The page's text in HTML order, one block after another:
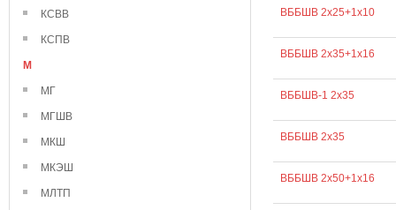
КСВВ
КСПВ
М
МГ
МГШВ
МКШ
МКЭШ
МЛТП
ВББШВ 2х25+1х10
ВББШВ 2х35+1х16
ВББШВ-1 2х35
ВББШВ 2х35
ВББШВ 2х50+1х16